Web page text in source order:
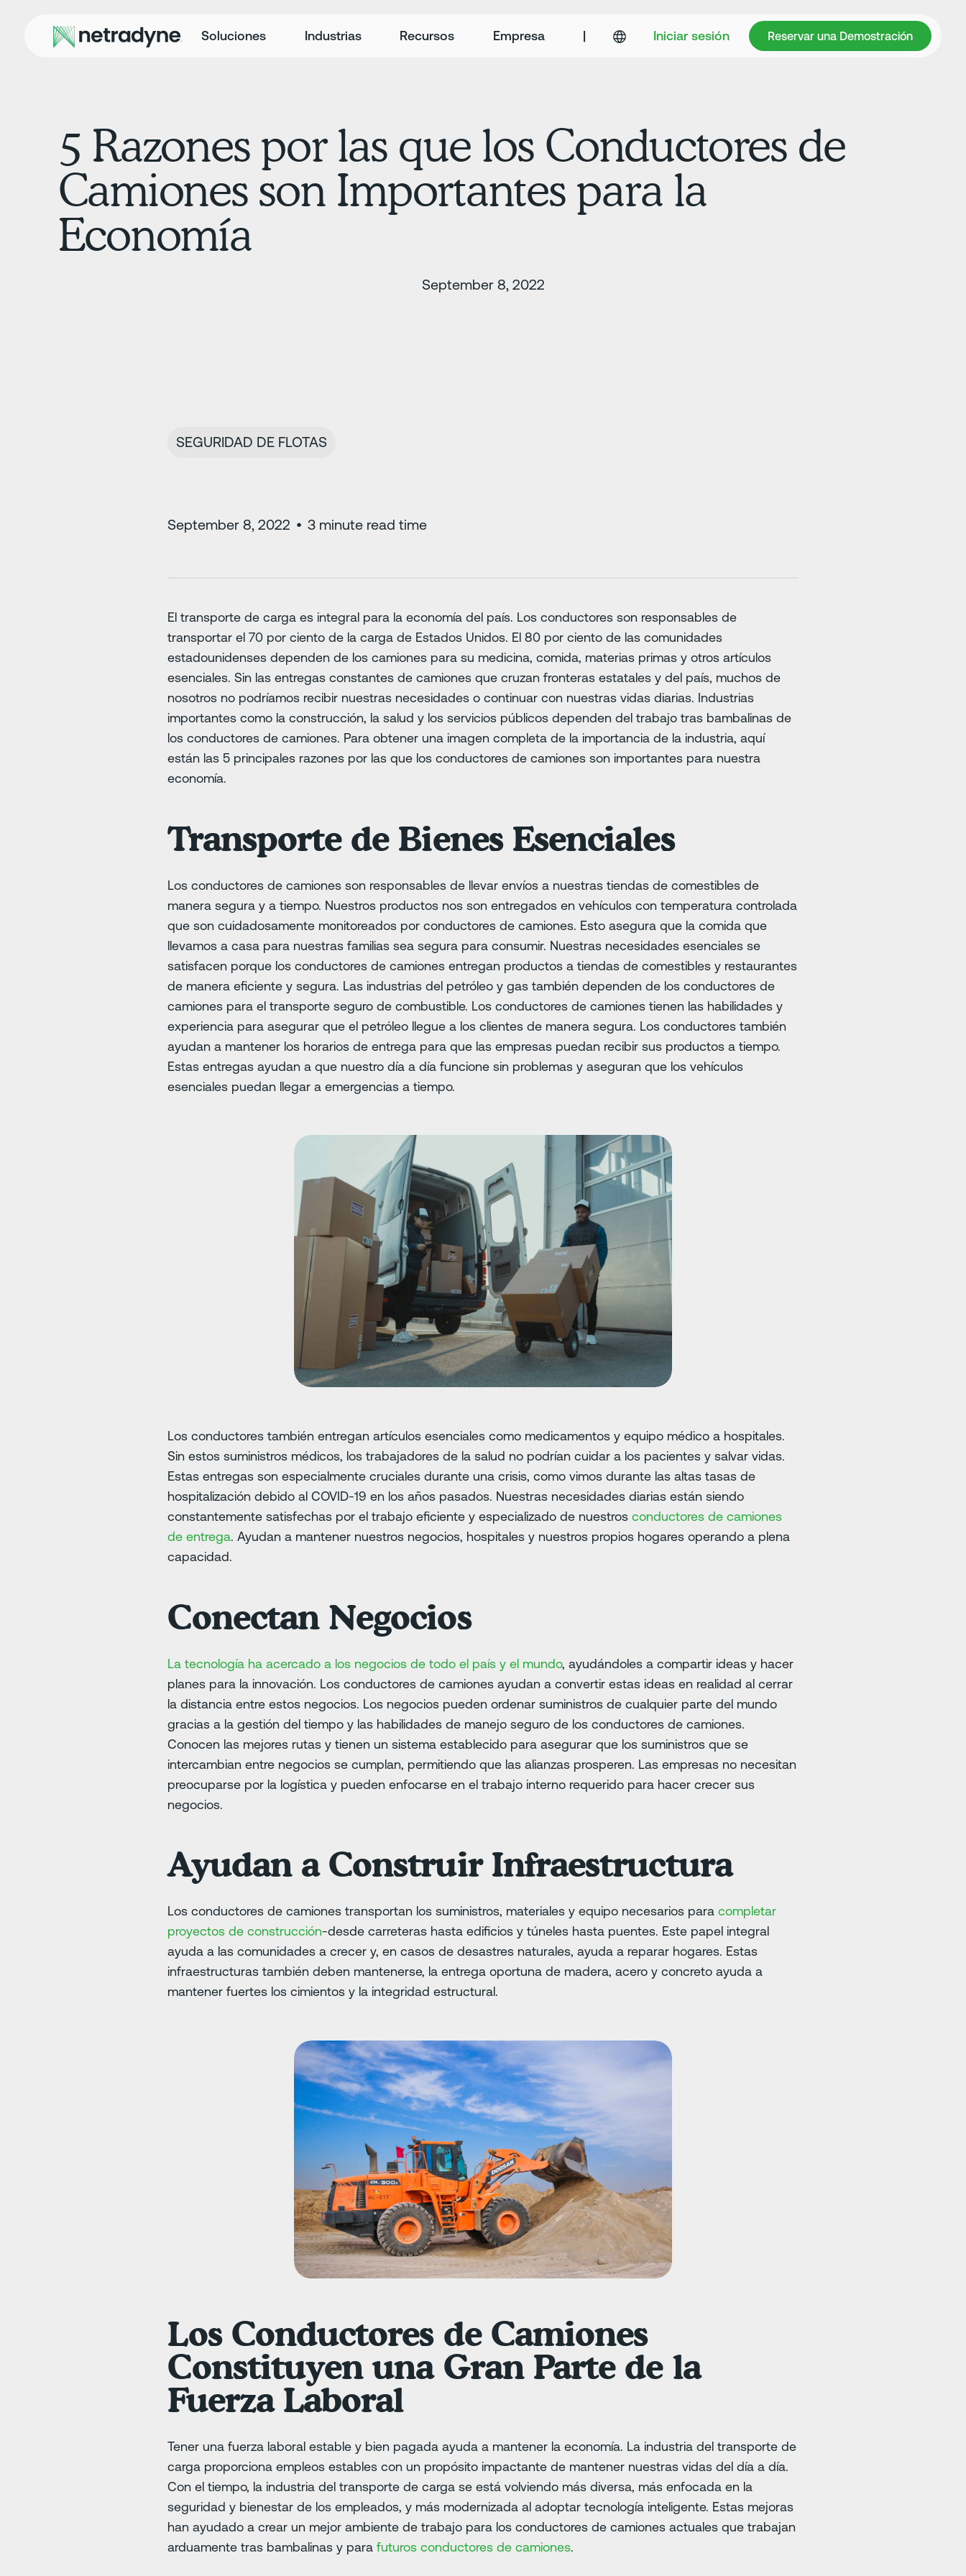
Soluciones Industrias Recursos Empresa | Iniciar sesión Reservar una Demostración
Reservar una Demostración
5 Razones por las que los Conductores de
Camiones son Importantes para la
Economía
September 8, 2022
SEGURIDAD DE FLOTAS
September 8, 2022 • 3 minute read time
El transporte de carga es integral para la economía del país. Los conductores son responsables de
transportar el 70 por ciento de la carga de Estados Unidos. El 80 por ciento de las comunidades
estadounidenses dependen de los camiones para su medicina, comida, materias primas y otros artículos
esenciales. Sin las entregas constantes de camiones que cruzan fronteras estatales y del país, muchos de
nosotros no podríamos recibir nuestras necesidades o continuar con nuestras vidas diarias. Industrias
importantes como la construcción, la salud y los servicios públicos dependen del trabajo tras bambalinas de
los conductores de camiones. Para obtener una imagen completa de la importancia de la industria, aquí
están las 5 principales razones por las que los conductores de camiones son importantes para nuestra
economía.
Transporte de Bienes Esenciales
Los conductores de camiones son responsables de llevar envíos a nuestras tiendas de comestibles de
manera segura y a tiempo. Nuestros productos nos son entregados en vehículos con temperatura controlada
que son cuidadosamente monitoreados por conductores de camiones. Esto asegura que la comida que
llevamos a casa para nuestras familias sea segura para consumir. Nuestras necesidades esenciales se
satisfacen porque los conductores de camiones entregan productos a tiendas de comestibles y restaurantes
de manera eficiente y segura. Las industrias del petróleo y gas también dependen de los conductores de
camiones para el transporte seguro de combustible. Los conductores de camiones tienen las habilidades y
experiencia para asegurar que el petróleo llegue a los clientes de manera segura. Los conductores también
ayudan a mantener los horarios de entrega para que las empresas puedan recibir sus productos a tiempo.
Estas entregas ayudan a que nuestro día a día funcione sin problemas y aseguran que los vehículos
esenciales puedan llegar a emergencias a tiempo.
Los conductores también entregan artículos esenciales como medicamentos y equipo médico a hospitales.
Sin estos suministros médicos, los trabajadores de la salud no podrían cuidar a los pacientes y salvar vidas.
Estas entregas son especialmente cruciales durante una crisis, como vimos durante las altas tasas de
hospitalización debido al COVID-19 en los años pasados. Nuestras necesidades diarias están siendo
constantemente satisfechas por el trabajo eficiente y especializado de nuestrosconductores de camiones
de entrega. Ayudan a mantener nuestros negocios, hospitales y nuestros propios hogares operando a plena
capacidad.
Conectan Negocios
La tecnología ha acercado a los negocios de todo el país y el mundo, ayudándoles a compartir ideas y hacer
planes para la innovación. Los conductores de camiones ayudan a convertir estas ideas en realidad al cerrar
la distancia entre estos negocios. Los negocios pueden ordenar suministros de cualquier parte del mundo
gracias a la gestión del tiempo y las habilidades de manejo seguro de los conductores de camiones.
Conocen las mejores rutas y tienen un sistema establecido para asegurar que los suministros que se
intercambian entre negocios se cumplan, permitiendo que las alianzas prosperen. Las empresas no necesitan
preocuparse por la logística y pueden enfocarse en el trabajo interno requerido para hacer crecer sus
negocios.
Ayudan a Construir Infraestructura
Los conductores de camiones transportan los suministros, materiales y equipo necesarios paracompletar
proyectos de construcción-desde carreteras hasta edificios y túneles hasta puentes. Este papel integral
ayuda a las comunidades a crecer y, en casos de desastres naturales, ayuda a reparar hogares. Estas
infraestructuras también deben mantenerse, la entrega oportuna de madera, acero y concreto ayuda a
mantener fuertes los cimientos y la integridad estructural.
Los Conductores de Camiones
Constituyen una Gran Parte de la
Fuerza Laboral
Tener una fuerza laboral estable y bien pagada ayuda a mantener la economía. La industria del transporte de
carga proporciona empleos estables con un propósito impactante de mantener nuestras vidas del día a día.
Con el tiempo, la industria del transporte de carga se está volviendo más diversa, más enfocada en la
seguridad y bienestar de los empleados, y más modernizada al adoptar tecnología inteligente. Estas mejoras
han ayudado a crear un mejor ambiente de trabajo para los conductores de camiones actuales que trabajan
arduamente tras bambalinas y parafuturos conductores de camiones.